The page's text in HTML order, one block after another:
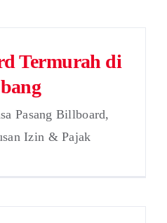
Termurah di
Pasang Billboard,
Izin & Pajak